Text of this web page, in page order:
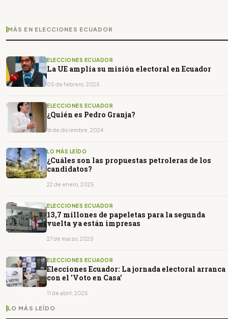
MÁS EN ELECCIONES ECUADOR
ELECCIONES ECUADOR
La UE amplía su misión electoral en Ecuador
05 de febrero, 2025
ELECCIONES ECUADOR
¿Quién es Pedro Granja?
16 de diciembre, 2024
LO MÁS LEÍDO
¿Cuáles son las propuestas petroleras de los
candidatos?
22 de enero, 2025
ELECCIONES ECUADOR
13,7 millones de papeletas para la segunda
vuelta ya están impresas
27 de marzo, 2025
ELECCIONES ECUADOR
Elecciones Ecuador: La jornada electoral arranca
con el 'Voto en Casa'
11 de abril, 2025
LO MÁS LEÍDO